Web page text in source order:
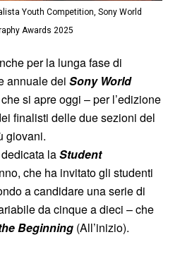
Youth Competition, Sony World
Awards 2025
per la lunga fase di
annuale dei Sony World
si apre oggi – per l’edizione
finalisti delle due sezioni del
giovani.
laStudent
che ha invitato gli studenti
a candidare una serie di
da cinque a dieci – che
Beginning (All’inizio).